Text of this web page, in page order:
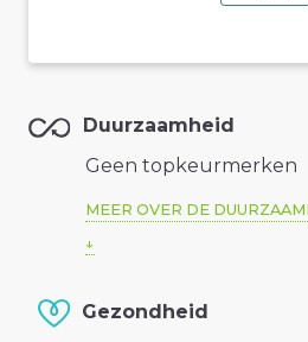
Duurzaamheid
Geen topkeurmerken
MEER OVER DE
Gezondheid